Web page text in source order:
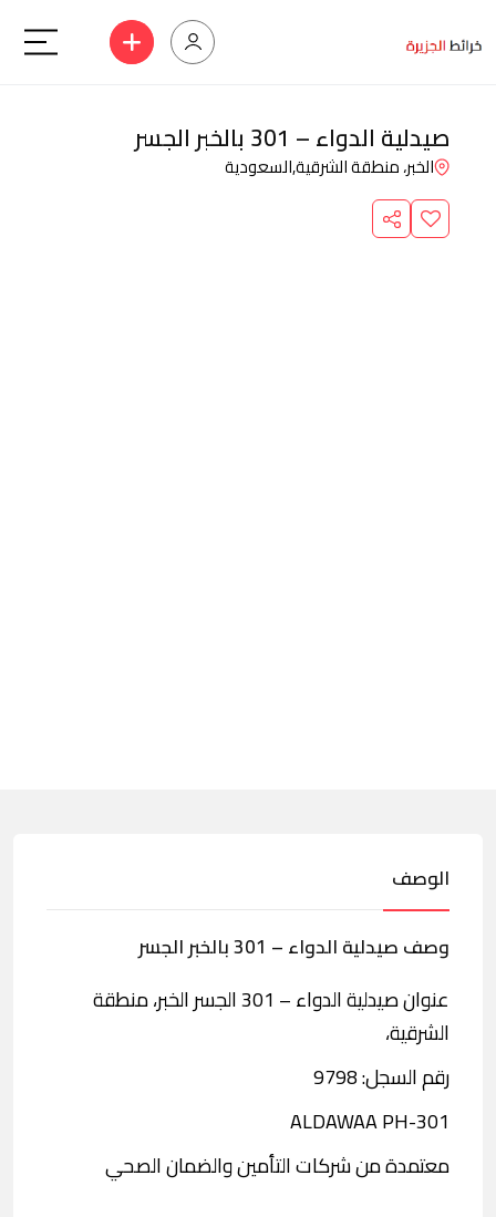
صيدلية الدواء – 301 بالخبر الجسر
الخبر، منطقة الشرقية,السعودية
الوصف
وصف صيدلية الدواء – 301 بالخبر الجسر
عنوان صيدلية الدواء – 301 الجسر الخبر، منطقة
الشرقية،
رقم السجل: 9798
ALDAWAA PH-301
معتمدة من شركات التأمين والضمان الصحي